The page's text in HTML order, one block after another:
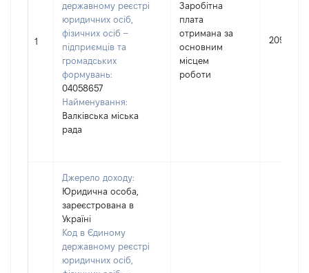
1
державному реєстрі
юридичних осіб,
фізичних осіб –
підприємців та
громадських
формувань:
04058657
Найменування:
Валківська міська
рада
Заробітна
плата
отримана за
основним
місцем
роботи
209673
Джерело доходу:
Юридична особа,
зареєстрована в
Україні
Код в Єдиному
державному реєстрі
юридичних осіб,